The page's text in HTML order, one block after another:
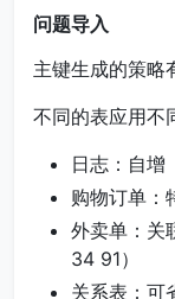
问题导入
主键生成的策略
不同的表应用不
日志：自增
购物订单：
外卖单：关
34 91）
关系表：可